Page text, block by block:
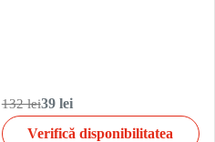
132 lei39 lei
Verifică disponibilitatea